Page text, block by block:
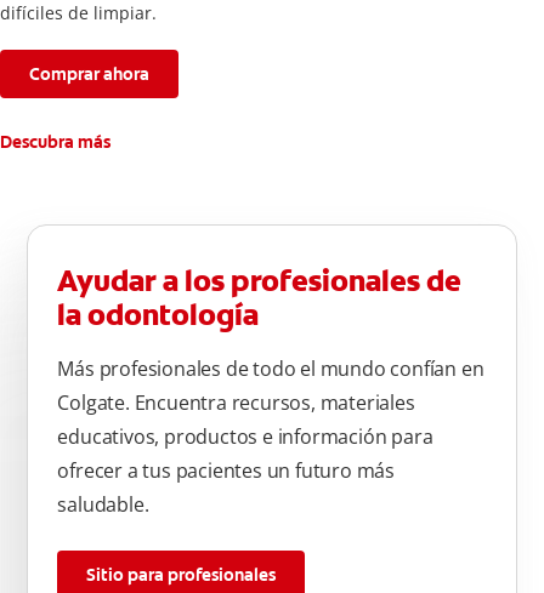
difíciles de limpiar.
Comprar ahora
Descubra más
Ayudar a los profesionales de
la odontología
Más profesionales de todo el mundo confían en
Colgate. Encuentra recursos, materiales
educativos, productos e información para
ofrecer a tus pacientes un futuro más
saludable.
Sitio para profesionales